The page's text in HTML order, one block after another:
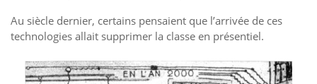
Au siècle dernier, certains pensaient que l’arrivée de ces
technologies allait supprimer la classe en présentiel.